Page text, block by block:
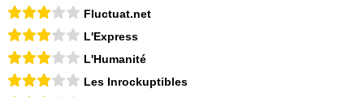
Fluctuat.net
L'Express
L'Humanité
Les Inrockuptibles